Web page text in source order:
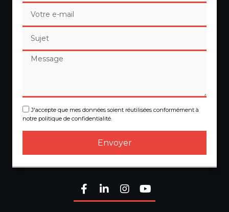
J'accepte que mes données soient réutilisées conformément à
notre politique de confidentialité.
Envoyer